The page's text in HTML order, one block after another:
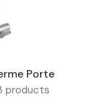
Porte
products